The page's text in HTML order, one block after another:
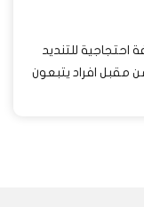
احتجاجية للتنديد
مقبل افراد يتبعون